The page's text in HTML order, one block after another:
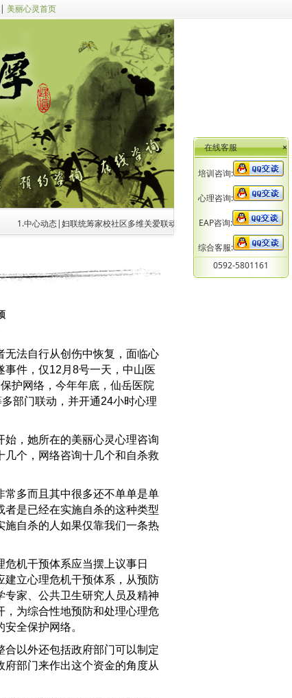
| 美丽心灵首页
1.中心动态|妇联统筹家校社区多维关爱联动座谈会召开 共商未成年人心理健康
法自行从创伤中恢复，面临心
件，仅12月8号一天，中山医
护网络，今年年底，仙岳医院
部门联动，并开通24小时心理
，她所在的美丽心灵心理咨询
个，网络咨询十几个和自杀救
多而且其中很多还不单单是单
是已经在实施自杀的这种类型
施自杀的人如果仅靠我们一条热
机干预体系应当摆上议事日
建立心理危机干预体系，从预防
家、公共卫生研究人员及精神
，为综合性地预防和处理心理危
全保护网络。
以外还包括政府部门可以制定
部门来作出这个资金的角度从
在线客服 ×
培训咨询:
心理咨询:
EAP咨询:
综合客服:
0592-5801161